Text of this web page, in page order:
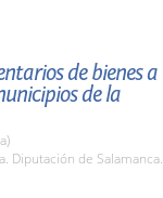
de bienes a
de la
Diputación de Salamanca.